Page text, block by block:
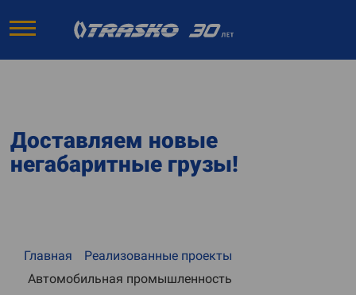
Доставляем новые
негабаритные грузы!
Главная
Реализованные проекты
Автомобильная промышленность